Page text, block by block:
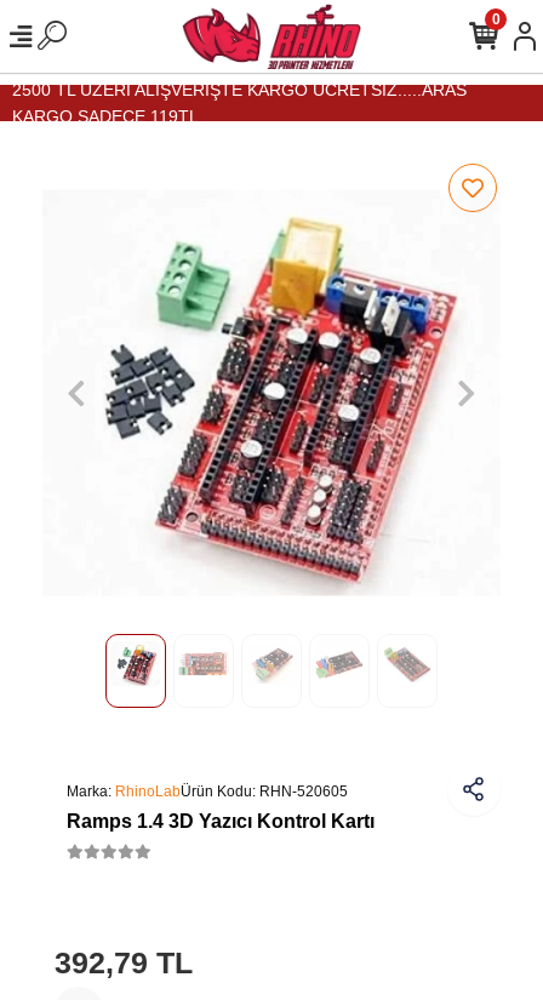
2500 TL ÜZERİ ALIŞVERİŞTE KARGO ÜCRETSİZ.....ARAS
KARGO SADECE 119TL...
0
Marka: RhinoLabÜrün Kodu: RHN-520605
Ramps 1.4 3D Yazıcı Kontrol Kartı
392,79 TL